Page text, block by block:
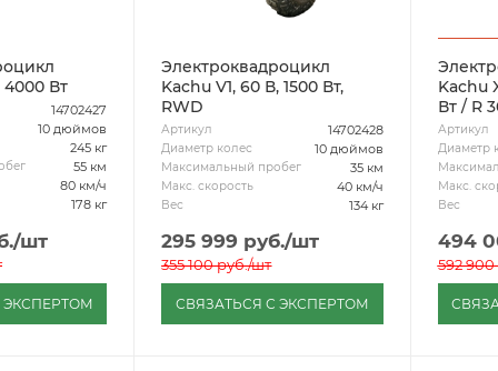
4000 Вт
14702427
10 дюймов
245 кг
55 км
80 км/ч
178 кг
/шт
ЭКСПЕРТОМ
Электроквадроцикл
Kachu V1, 60 В, 1500 Вт,
RWD
Артикул 14702428
Диаметр колес 10 дюймов
Максимальный пробег 35 км
Макс. скорость 40 км/ч
Вес 134 кг
295 999 руб./шт
355 100руб./шт
СВЯЗАТЬСЯ С ЭКСПЕРТОМ
Kachu
Вт / R
Артикул
Диаметр
Макс.
Вес
494
592 900